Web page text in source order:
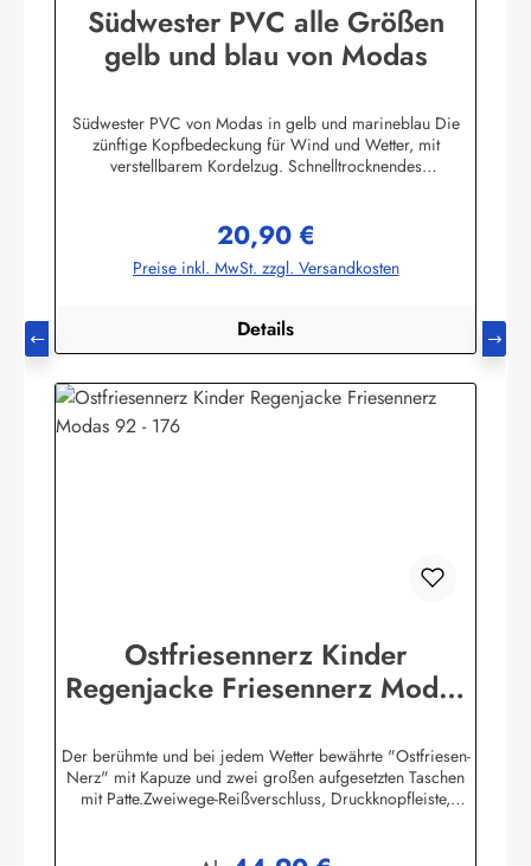
Südwester PVC alle Größen
gelb und blau von Modas
Südwester PVC von Modas in gelb und marineblau Die
zünftige Kopfbedeckung für Wind und Wetter, mit
verstellbarem Kordelzug. Schnelltrocknendes
Bekleidungswerk GmbHHeglitzer Str. 1226409
Wittmundinfo@modas-bekleidung.de
Regulärer Preis:
20,90 €
Preise inkl. MwSt. zzgl. Versandkosten
Details
Ostfriesennerz Kinder
Regenjacke Friesennerz Modas
Der berühmte und bei jedem Wetter bewährte "Ostfriesen-
Nerz" mit Kapuze und zwei großen aufgesetzten Taschen
mit Patte.Zweiwege-Reißverschluss, Druckknopfleiste,